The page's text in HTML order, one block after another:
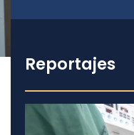
Reportajes